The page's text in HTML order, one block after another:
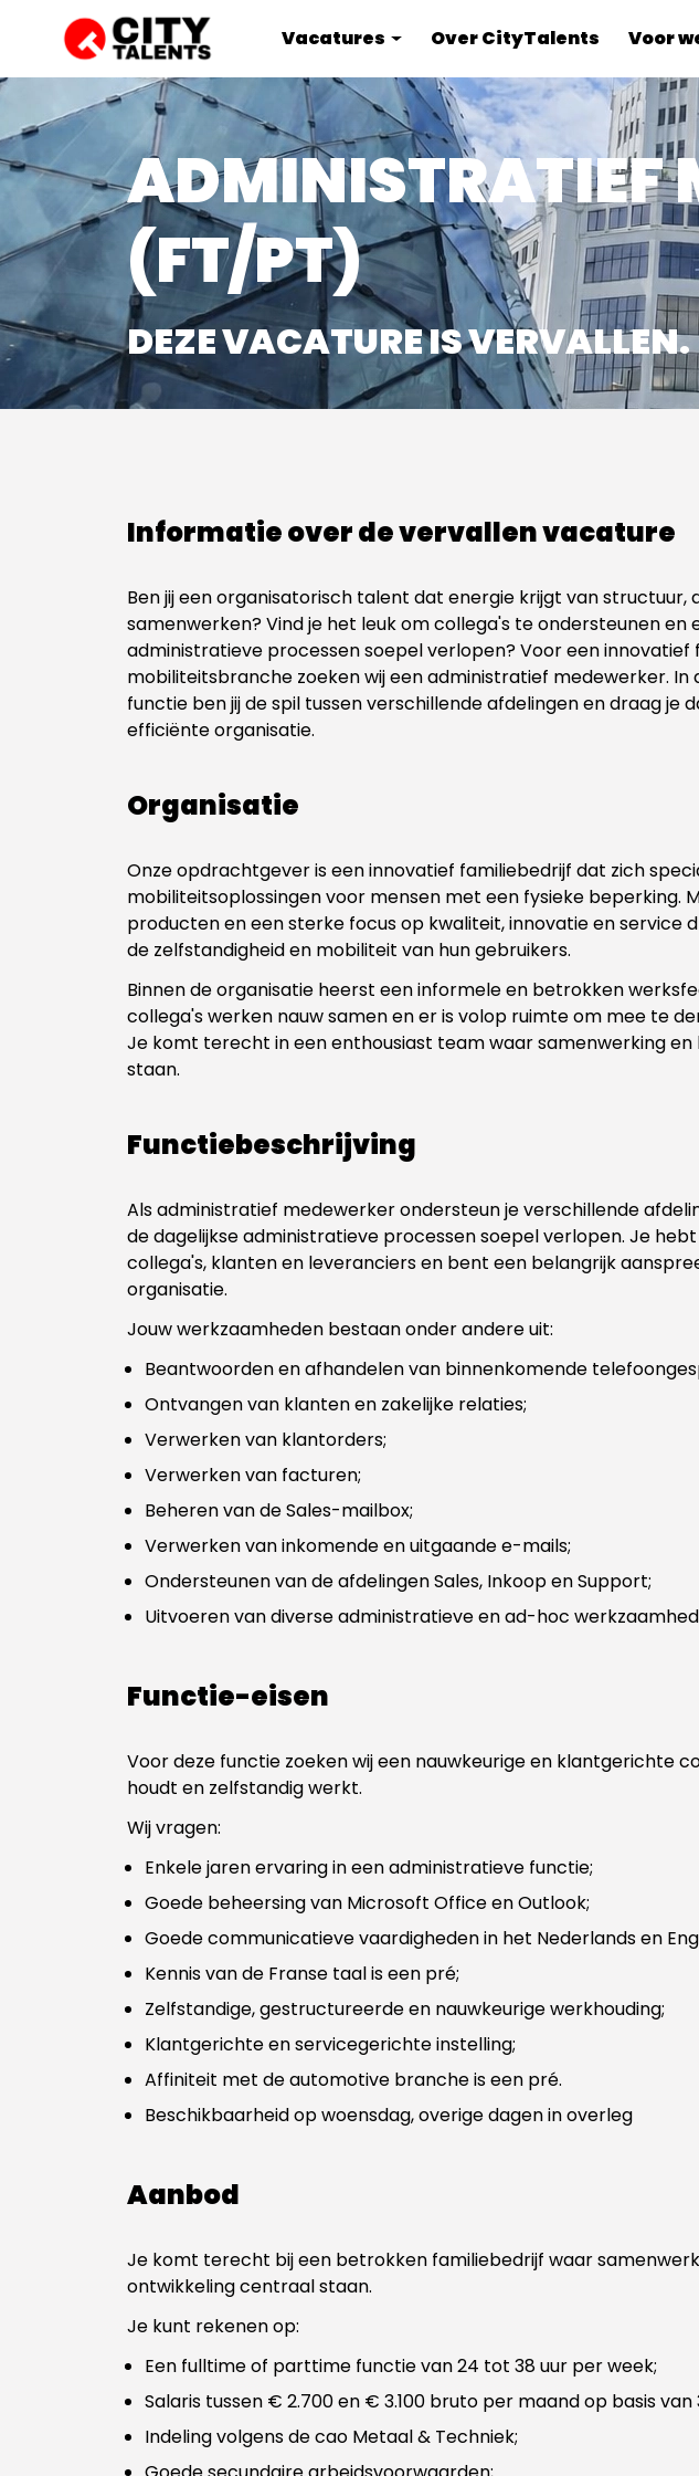
Vacatures Over CityTalents Voor
ADMINISTRATIEF
(FT/PT)
DEZE VACATURE IS VERVALLEN.
Informatie over de vervallen vacature
Ben jij een organisatorisch talent dat energie krijgt van structuur,
samenwerken? Vind je het leuk om collega's te ondersteunen en
administratieve processen soepel verlopen? Voor een innovatief
mobiliteitsbranche zoeken wij een administratief medewerker. In
functie ben jij de spil tussen verschillende afdelingen en draag je
efficiënte organisatie.
Organisatie
Onze opdrachtgever is een innovatief familiebedrijf dat zich
mobiliteitsoplossingen voor mensen met een fysieke beperking.
producten en een sterke focus op kwaliteit, innovatie en service
de zelfstandigheid en mobiliteit van hun gebruikers.
Binnen de organisatie heerst een informele en betrokken
collega's werken nauw samen en er is volop ruimte om mee te
Je komt terecht in een enthousiast team waar samenwerking
staan.
Functiebeschrijving
Als administratief medewerker ondersteun je verschillende
de dagelijkse administratieve processen soepel verlopen. Je
collega's, klanten en leveranciers en bent een belangrijk
organisatie.
Jouw werkzaamheden bestaan onder andere uit:
Beantwoorden en afhandelen van binnenkomende
Ontvangen van klanten en zakelijke relaties;
Verwerken van klantorders;
Verwerken van facturen;
Beheren van de Sales-mailbox;
Verwerken van inkomende en uitgaande e-mails;
Ondersteunen van de afdelingen Sales, Inkoop en Support;
Uitvoeren van diverse administratieve en ad-hoc
Functie-eisen
Voor deze functie zoeken wij een nauwkeurige en klantgerichte
houdt en zelfstandig werkt.
Wij vragen:
Enkele jaren ervaring in een administratieve functie;
Goede beheersing van Microsoft Office en Outlook;
Goede communicatieve vaardigheden in het Nederlands en
Kennis van de Franse taal is een pré;
Zelfstandige, gestructureerde en nauwkeurige werkhouding;
Klantgerichte en servicegerichte instelling;
Affiniteit met de automotive branche is een pré.
Beschikbaarheid op woensdag, overige dagen in overleg
Aanbod
Je komt terecht bij een betrokken familiebedrijf waar
ontwikkeling centraal staan.
Je kunt rekenen op:
Een fulltime of parttime functie van 24 tot 38 uur per week;
Salaris tussen € 2.700 en € 3.100 bruto per maand op basis van
Indeling volgens de cao Metaal & Techniek;